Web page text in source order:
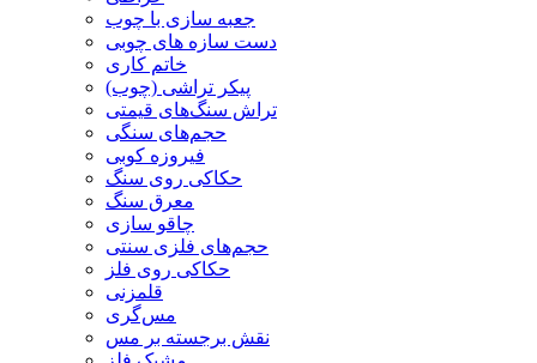
جعبه سازی با چوب
دست سازه های چوبی
خاتم کاری
پیکر تراشی (چوب)
تراش سنگ‌های قیمتی
حجم‌های سنگی
فیروزه کوبی
حکاکی روی سنگ
معرق سنگ
چاقو سازی
حجم‌های فلزی سنتی
حکاکی روی فلز
قلمزنی
مس‌گری
نقش برجسته بر مس